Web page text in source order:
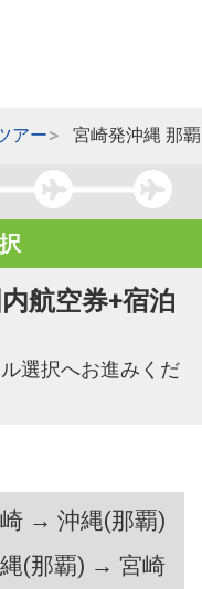
アー 宮崎発沖縄 那
航空券+宿泊
選択へお進みくだ
→ 沖縄(那覇)
(那覇) → 宮崎